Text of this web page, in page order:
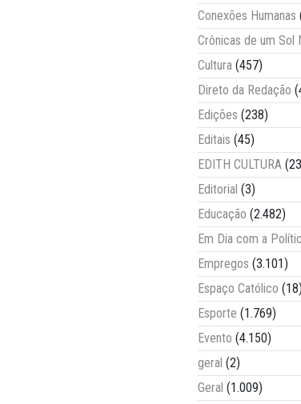
Conexões Humanas
Crônicas de um Sol
Cultura (457)
Direto da Redação
Edições (238)
Editais (45)
EDITH CULTURA
Editorial (3)
Educação (2.482)
Em Dia com a
Empregos (3.101)
Espaço Católico (18)
Esporte (1.769)
Evento (4.150)
geral (2)
Geral (1.009)